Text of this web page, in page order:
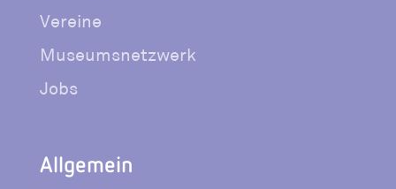
Vereine
Museumsnetzwerk
Jobs
Allgemein